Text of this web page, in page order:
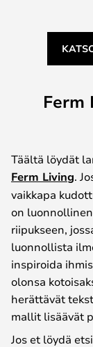
Ferm
Täältä löydät
Ferm Living.
vaikkapa
on
riipukseen,
luonnollista
inspiroida
olonsa
herättävät
mallit lisäävät
Jos et löydä